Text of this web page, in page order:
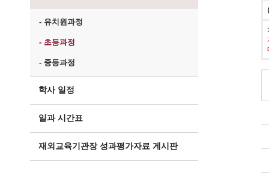
- 유치원과정
- 초등과정
- 중등과정
학사 일정
일과 시간표
재외교육기관장 성과평가자료 게시판